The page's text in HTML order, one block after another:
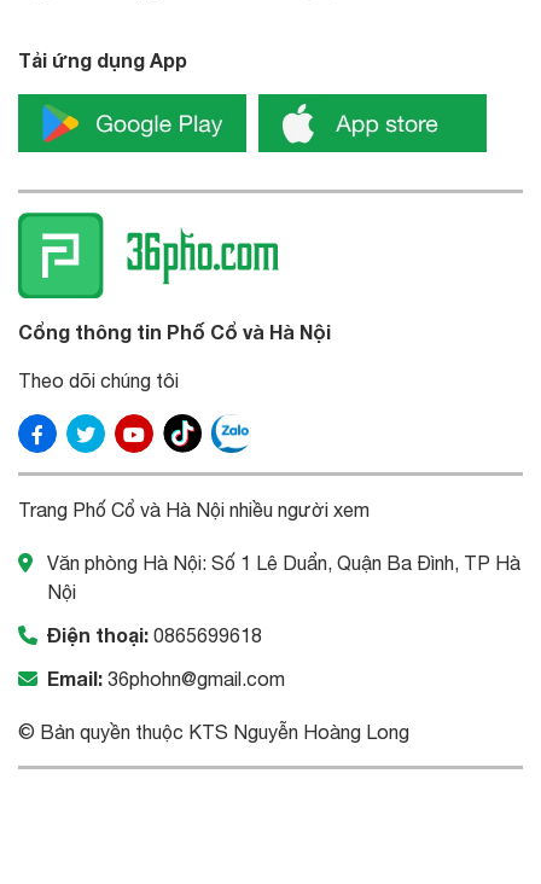
Tải ứng dụng App
Cổng thông tin Phố Cổ và Hà Nội
Theo dõi chúng tôi
Trang Phố Cổ và Hà Nội nhiều người xem
Văn phòng Hà Nội: Số 1 Lê Duẩn, Quận Ba Đình, TP Hà
Nội
Điện thoại: 0865699618
Email: 36phohn@gmail.com
© Bản quyền thuộc KTS Nguyễn Hoàng Long